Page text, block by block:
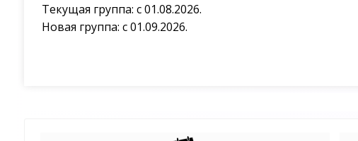
Текущая группа: с 01.08.2026.
Новая группа: с 01.09.2026.